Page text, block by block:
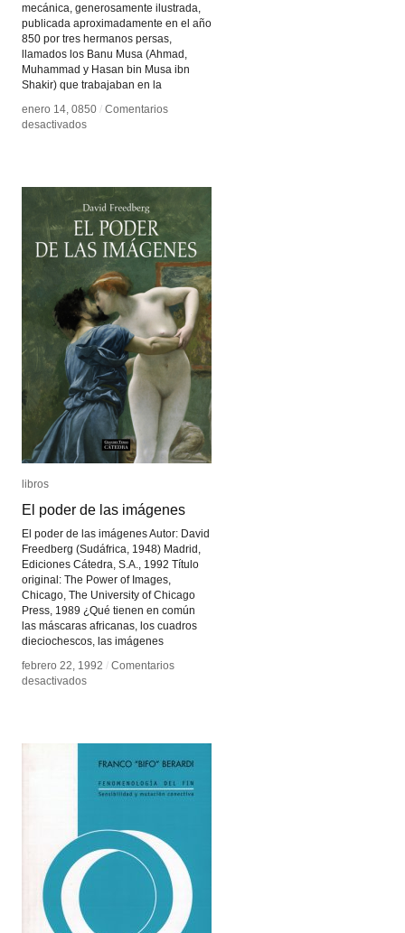
mecánica, generosamente ilustrada,
publicada aproximadamente en el año
850 por tres hermanos persas,
llamados los Banu Musa (Ahmad,
Muhammad y Hasan bin Musa ibn
Shakir) que trabajaban en la
enero 14, 0850 / Comentarios
desactivadosen
Ingeniosos
enero 14, 0850 / Comentarios
desactivadosen
Ingeniosos
libros
El poder de las imágenes
El poder de las imágenes Autor: David
Freedberg (Sudáfrica, 1948) Madrid,
Ediciones Cátedra, S.A., 1992 Título
original: The Power of Images,
Chicago, The University of Chicago
Press, 1989 ¿Qué tienen en común
las máscaras africanas, los cuadros
dieciochescos, las imágenes
febrero 22, 1992 / Comentarios
desactivadosen
las
imágenes
libros
El poder de las imágenes
febrero 22, 1992 / Comentarios
desactivadosen
las
imágenes